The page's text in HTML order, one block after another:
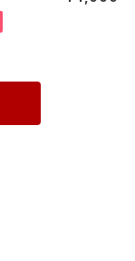
ブレンド ドリップ